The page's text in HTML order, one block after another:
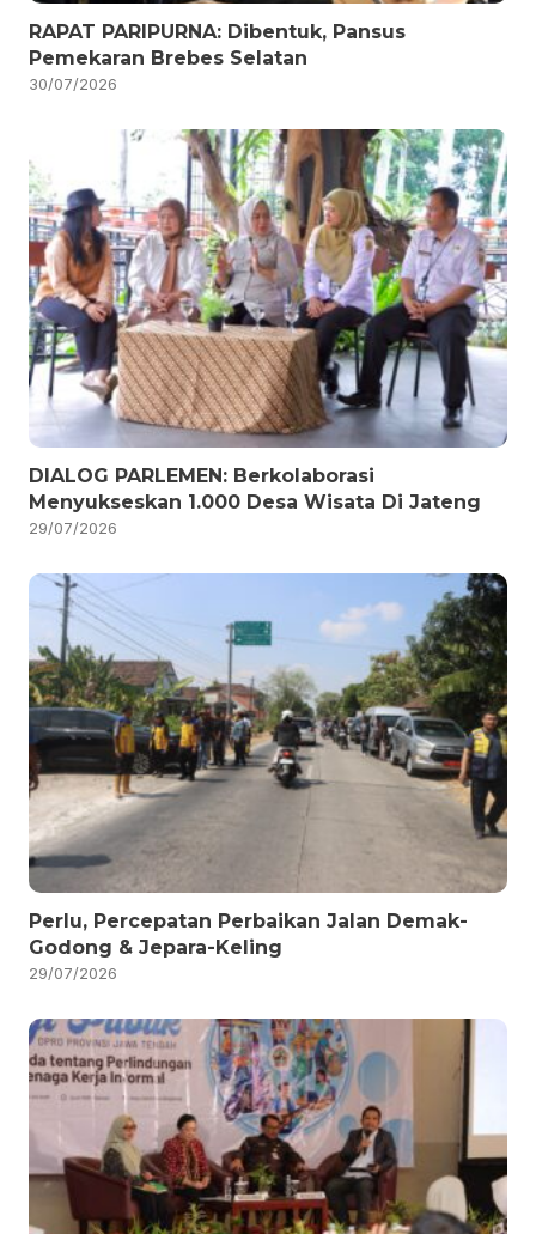
RAPAT PARIPURNA: Dibentuk, Pansus
Pemekaran Brebes Selatan
30/07/2026
DIALOG PARLEMEN: Berkolaborasi
Menyukseskan 1.000 Desa Wisata Di Jateng
29/07/2026
Perlu, Percepatan Perbaikan Jalan Demak-
Godong & Jepara-Keling
29/07/2026